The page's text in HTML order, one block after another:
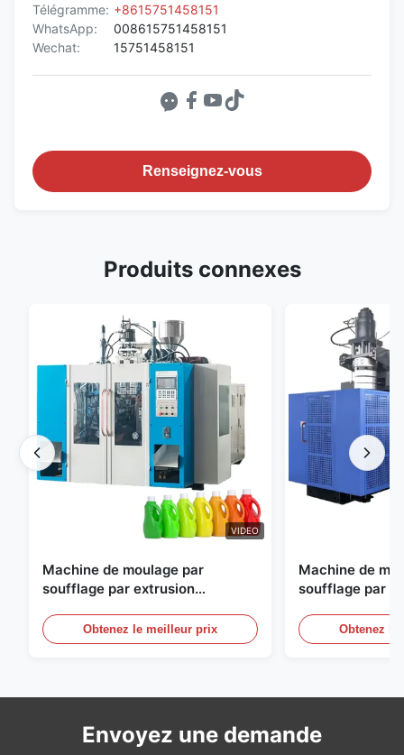
Télégramme: +8615751458151
WhatsApp:
008615751458151
Wechat:
15751458151
Renseignez-vous
Produits connexes
VIDEO
Machine de moulage par
soufflage par extrusion
Obtenez le meilleur prix
Machine de
soufflage par
moulage par
automatique
Obtenez
Envoyez une demande